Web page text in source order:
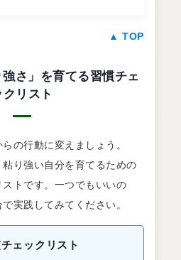
▲ TOP
さ」を育てる習慣チェ
クリスト
の行動に変えましょう。
粘り強い自分を育てるための
トです。一つでもいいの
実践してみてください。
ェックリスト